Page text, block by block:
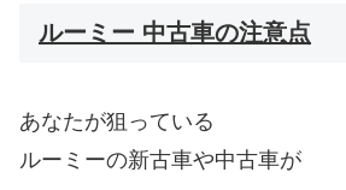
ルーミー 中古車の注意点
あなたが狙っている
ルーミーの新古車や中古車が